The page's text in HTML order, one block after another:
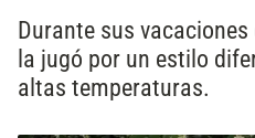
Durante sus
la jugó por un estilo
altas temperaturas.